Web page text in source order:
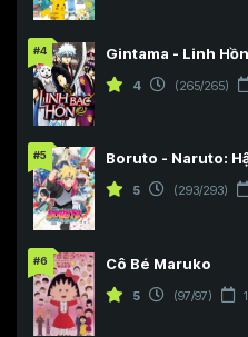
#4 Gintama - Linh Hồn
4 (265/265)
#5 Boruto - Naruto:
5 (293/293)
#6 Cô Bé Maruko
5 (97/97)